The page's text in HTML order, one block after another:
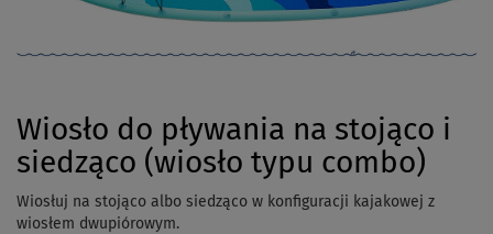
Wiosło do pływania na stojąco i
siedząco (wiosło typu combo)
Wiosłuj na stojąco albo siedząco w konfiguracji kajakowej z
wiosłem dwupiórowym.